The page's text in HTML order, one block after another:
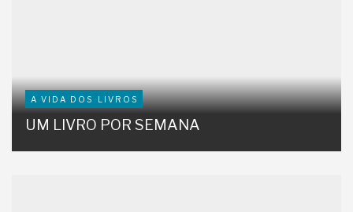
A VIDA DOS LIVROS
UM LIVRO POR SEMANA